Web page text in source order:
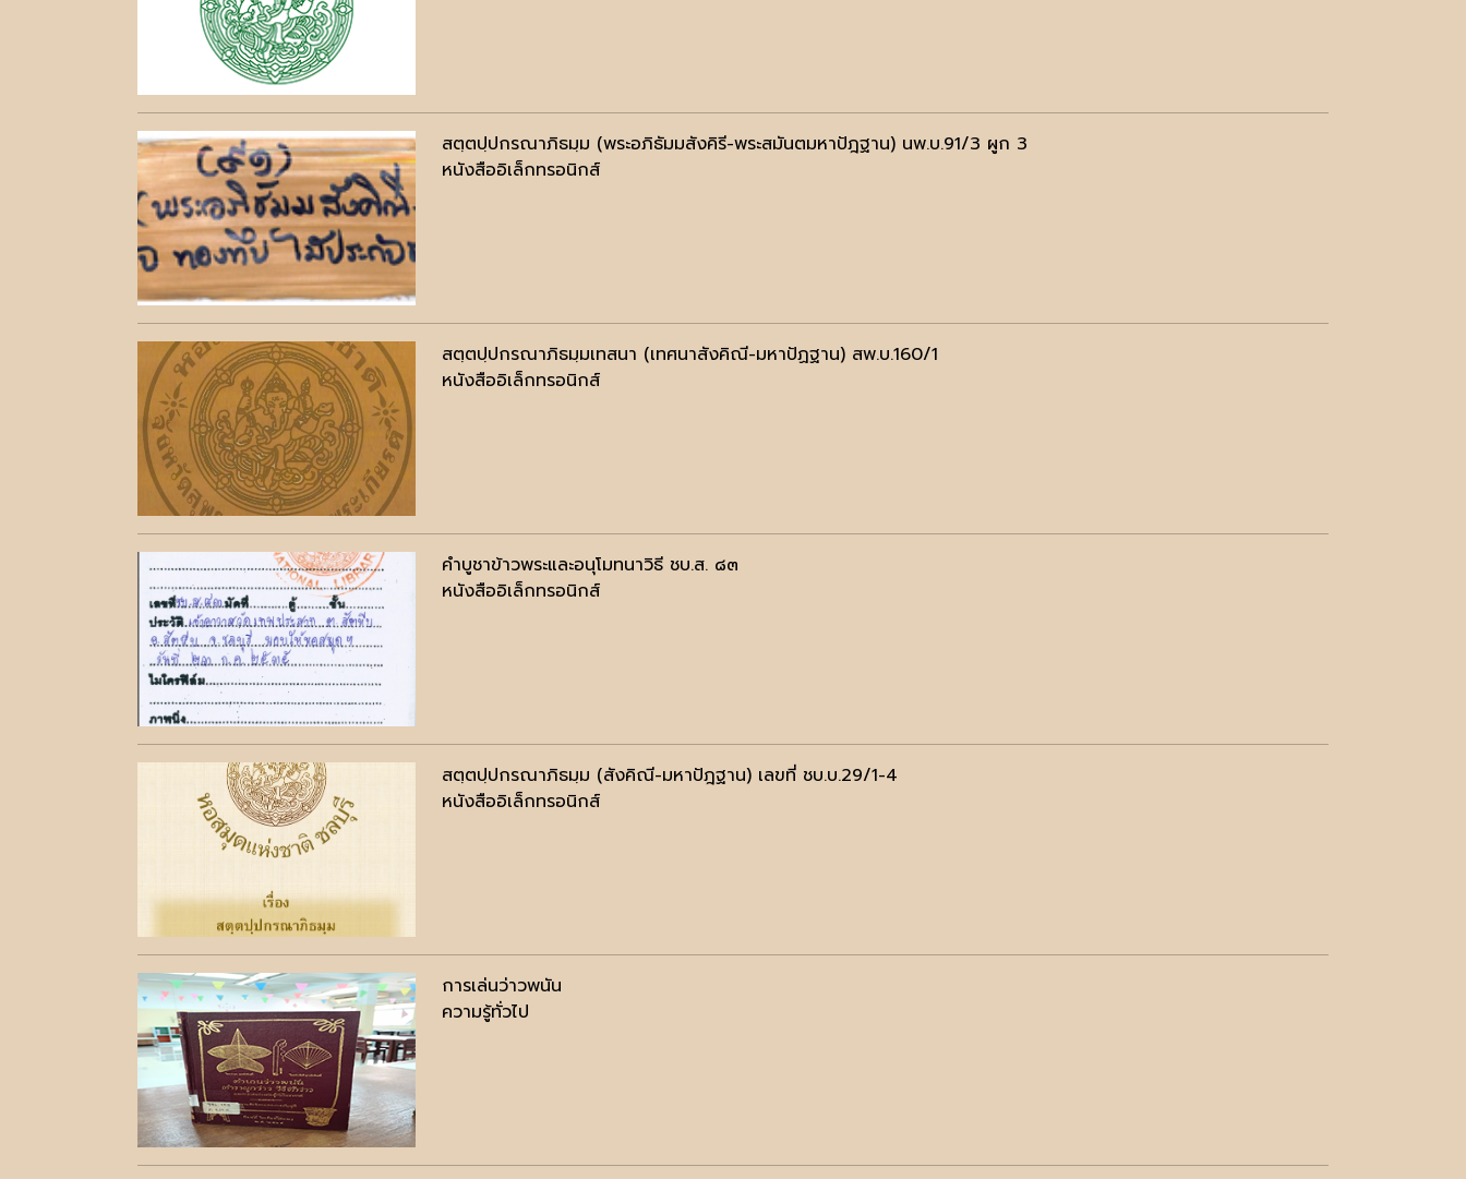
สตฺตปฺปกรณาภิธมฺม (พระอภิธัมมสังคิรี-พระสมันตมหาปัฎฐาน) นพ.บ.91/3 ผูก 3
หนังสืออิเล็กทรอนิกส์
สตฺตปฺปกรณาภิธมฺมเทสนา (เทศนาสังคิณี-มหาปัฏฐาน) สพ.บ.160/1
หนังสืออิเล็กทรอนิกส์
คำบูชาข้าวพระและอนุโมทนาวิธี ชบ.ส. ๘๓
หนังสืออิเล็กทรอนิกส์
สตฺตปฺปกรณาภิธมฺม (สังคิณี-มหาปัฎฐาน) เลขที่ ชบ.บ.29/1-4
หนังสืออิเล็กทรอนิกส์
การเล่นว่าวพนัน
ความรู้ทั่วไป